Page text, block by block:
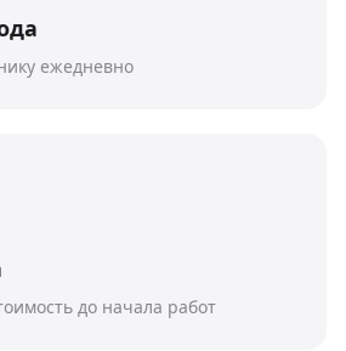
ежедневно
до начала работ